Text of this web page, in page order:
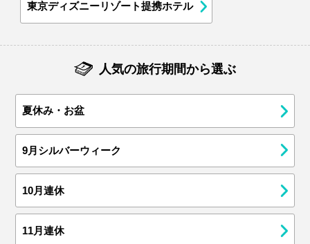
東京ディズニーリゾート提携ホテル
人気の旅行期間から選ぶ
夏休み・お盆
9月シルバーウィーク
10月連休
11月連休